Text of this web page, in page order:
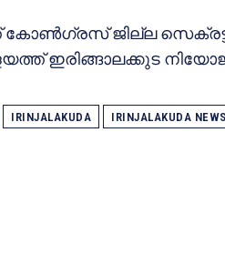
ജില്ല
ഇരിങ്ങാലക്കുട
IRINJALAKUDA IRINJALAKUDA NEWS